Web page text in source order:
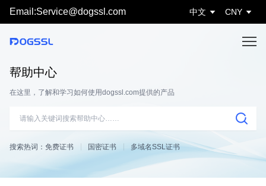
Email:Service@dogssl.com 中文 CNY
帮助中心
在这里，了解和学习如何使用dogssl.com提供的产品
搜索热词： 免费证书 国密证书 多域名SSL证书